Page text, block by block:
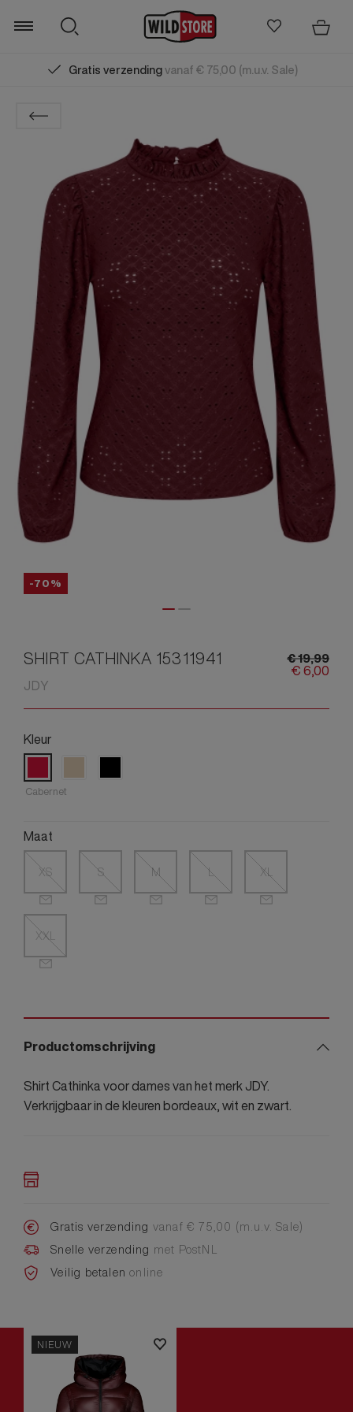
Gratis verzendingvanaf € 75,00 (m.u.v. Sale)
Zoeken
-70%
SHIRT CATHINKA 15311941
JDY
€19,99
€6,00
Kleur
Cabernet
Maat
XS S M L XL
XXL
Productomschrijving
Shirt Cathinka voor dames van het merk JDY.
Verkrijgbaar in de kleuren bordeaux, wit en zwart.
Gratis verzending vanaf € 75,00 (m.u.v. Sale)
Snelle verzending met PostNL
Veilig betalenonline
NIEUW